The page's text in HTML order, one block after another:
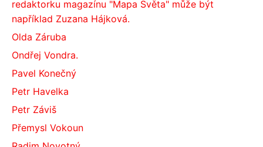
redaktorku magazínu "Mapa Světa" může být
například Zuzana Hájková.
Olda Záruba
Ondřej Vondra.
Pavel Konečný
Petr Havelka
Petr Záviš
Přemysl Vokoun